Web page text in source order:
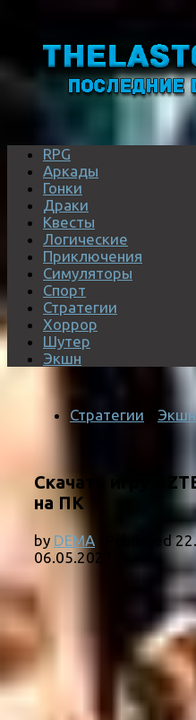
RPG
Аркады
Гонки
Драки
Квесты
Логические
Приключения
Симуляторы
Спорт
Стратегии
Хоррор
Шутер
Экшн
Стратегии Экшн
Скачать игру
на ПК
by DEMA · Published
06.05.2021